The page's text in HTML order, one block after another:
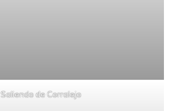
Saliendo de Corralejo